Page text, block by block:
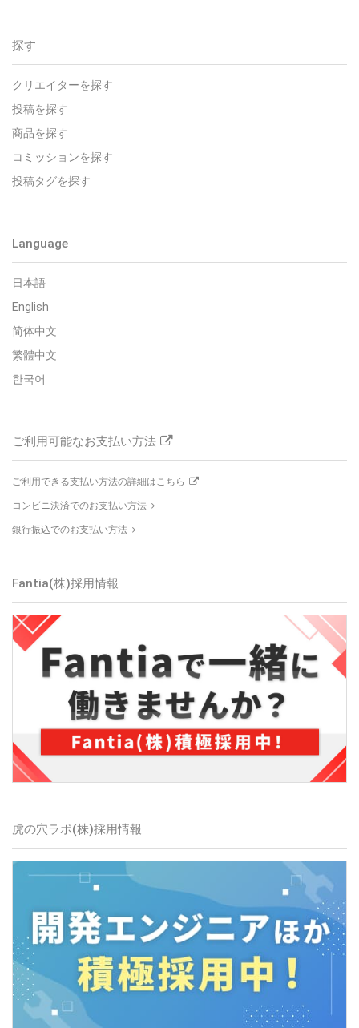
探す
クリエイターを探す
投稿を探す
商品を探す
コミッションを探す
投稿タグを探す
Language
日本語
English
简体中文
繁體中文
한국어
ご利用可能なお支払い方法
ご利用できる支払い方法の詳細はこちら
コンビニ決済でのお支払い方法
銀行振込でのお支払い方法
Fantia(株)採用情報
虎の穴ラボ(株)採用情報